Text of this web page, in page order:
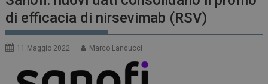
di efficacia di nirsevimab (RSV)
11 Maggio 2022 Marco Landucci